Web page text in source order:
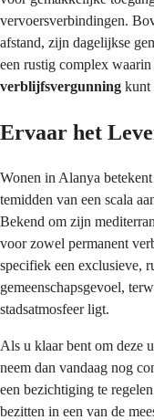
vervoersverbindingen.
afstand, zijn dagelijkse
een rustig complex
verblijfsvergunning kunt
Ervaar het
Wonen in Alanya
temidden van een scala
Bekend om zijn
voor zowel permanent
specifiek een exclusieve,
gemeenschapsgevoel,
stadsatmosfeer ligt.
Als u klaar bent om deze
neem dan vandaag nog
een bezichtiging te
bezitten in een van de